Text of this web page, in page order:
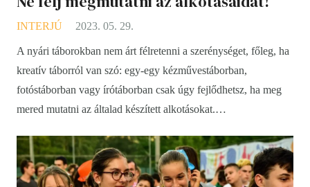
INTERJÚ 2023. 05. 29.
A nyári táborokban nem árt félretenni a szerénységet, főleg, ha
kreatív táborról van szó: egy-egy kézművestáborban,
fotóstáborban vagy írótáborban csak úgy fejlődhetsz, ha meg
mered mutatni az általad készített alkotásokat.…